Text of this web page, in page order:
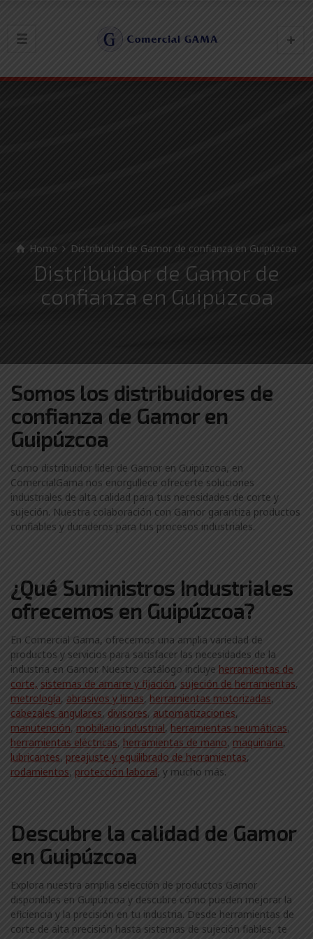
Home Distribuidor de Gamor de confianza en Guipúzcoa
Distribuidor de Gamor de
confianza en Guipúzcoa
Somos los distribuidores de
confianza de Gamor en
Guipúzcoa
Como distribuidor líder de Gamor en Guipúzcoa, en
ComercialGama nos enorgullece ofrecerte soluciones
industriales de alta calidad para tus necesidades de corte y
sujeción. Nuestra colaboración con Gamor garantiza productos
confiables y duraderos para tus procesos industriales.
¿Qué Suministros Industriales
ofrecemos en Guipúzcoa?
En Comercial Gama, ofrecemos una amplia variedad de
productos y servicios para satisfacer las necesidades de la
industria en Gamor. Nuestro catálogo incluye herramientas de
corte, sistemas de amarre y fijación, sujeción de herramientas,
metrología, abrasivos y limas, herramientas motorizadas,
cabezales angulares, divisores, automatizaciones,
manutención, mobiliario industrial, herramientas neumáticas,
herramientas eléctricas, herramientas de mano, maquinaria,
lubricantes, preajuste y equilibrado de herramientas,
rodamientos, protección laboral, y mucho más.
Descubre la calidad de Gamor
en Guipúzcoa
Explora nuestra amplia selección de productos Gamor
disponibles en Guipúzcoa y descubre cómo pueden mejorar la
eficiencia y la precisión en tu industria. Desde herramientas de
corte de alta precisión hasta sistemas de sujeción fiables, te